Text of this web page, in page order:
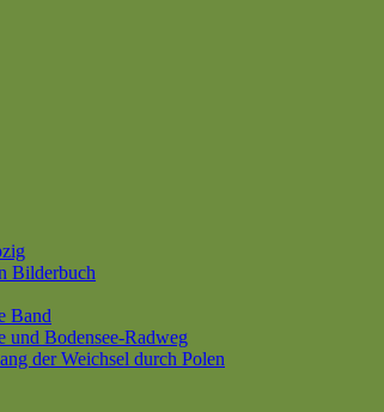
Bilderbuch
Band
und Bodensee-Radweg
der Weichsel durch Polen